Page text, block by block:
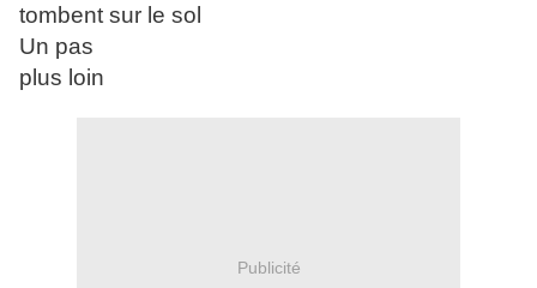
tombent sur le sol
Un pas
plus loin
Publicité